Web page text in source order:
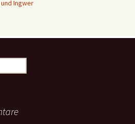
Ingwer